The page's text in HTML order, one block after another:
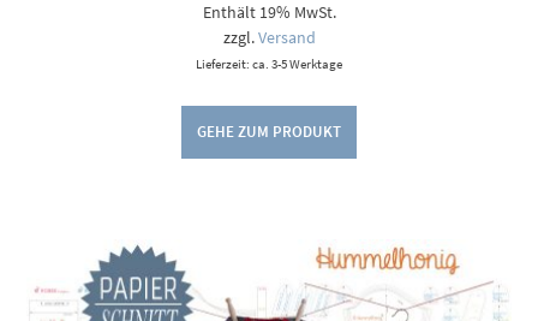
bis
Enthält 19% MwSt.
zzgl.Versand
Lieferzeit: ca. 3-5 Werktage
GEHE ZUM PRODUKT